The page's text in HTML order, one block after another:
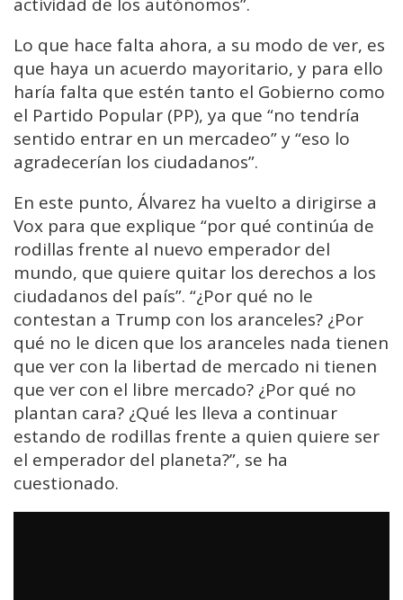
Lo que hace falta ahora, a su modo de ver, es
que haya un acuerdo mayoritario, y para ello
haría falta que estén tanto el Gobierno como
el Partido Popular (PP), ya que “no tendría
sentido entrar en un mercadeo” y “eso lo
agradecerían los ciudadanos”.
En este punto, Álvarez ha vuelto a dirigirse a
Vox para que explique “por qué continúa de
rodillas frente al nuevo emperador del
mundo, que quiere quitar los derechos a los
ciudadanos del país”. “¿Por qué no le
contestan a Trump con los aranceles? ¿Por
qué no le dicen que los aranceles nada tienen
que ver con la libertad de mercado ni tienen
que ver con el libre mercado? ¿Por qué no
plantan cara? ¿Qué les lleva a continuar
estando de rodillas frente a quien quiere ser
el emperador del planeta?”, se ha
cuestionado.